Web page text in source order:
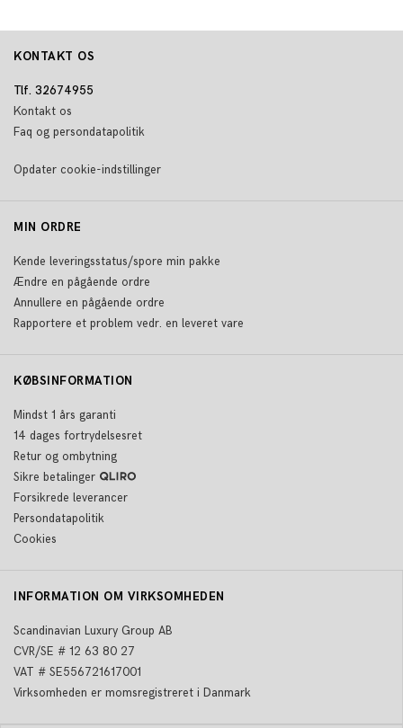
KONTAKT OS
Tlf. 32674955
Kontakt os
Faq og persondatapolitik
Opdater cookie-indstillinger
MIN ORDRE
Kende leveringsstatus/spore min pakke
Ændre en pågående ordre
Annullere en pågående ordre
Rapportere et problem vedr. en leveret vare
KØBSINFORMATION
Mindst 1 års garanti
14 dages fortrydelsesret
Retur og ombytning
Sikre betalinger
Forsikrede leverancer
Persondatapolitik
Cookies
INFORMATION OM VIRKSOMHEDEN
Scandinavian Luxury Group AB
CVR/SE # 12 63 80 27
VAT # SE556721617001
Virksomheden er momsregistreret i Danmark